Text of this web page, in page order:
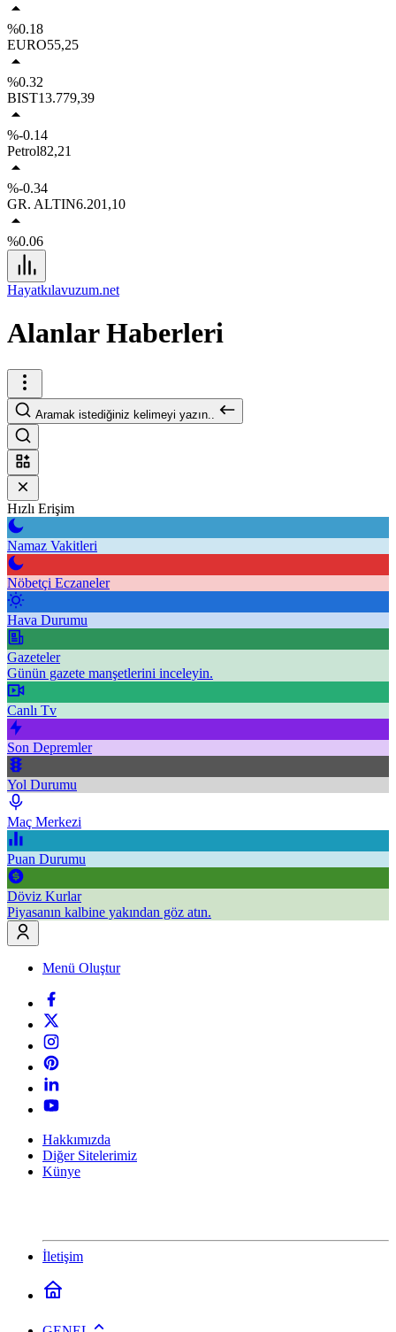
%0.18
EURO55,25
%0.32
BIST13.779,39
%-0.14
Petrol82,21
%-0.34
GR. ALTIN6.201,10
%0.06
Hayatkılavuzum.net
Alanlar Haberleri
Aramak istediğiniz kelimeyi yazın..
Hızlı Erişim
Namaz Vakitleri
Nöbetçi Eczaneler
Hava Durumu
Gazeteler
Günün gazete manşetlerini inceleyin.
Canlı Tv
Son Depremler
Yol Durumu
Maç Merkezi
Puan Durumu
Döviz Kurlar
Piyasanın kalbine yakından göz atın.
Menü Oluştur
Hakkımızda
Diğer Sitelerimiz
Künye
İletişim